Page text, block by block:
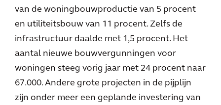
van de woningbouwproductie van 5 procent
en utiliteitsbouw van 11 procent. Zelfs de
infrastructuur daalde met 1,5 procent. Het
aantal nieuwe bouwvergunningen voor
woningen steeg vorig jaar met 24 procent naar
67.000. Andere grote projecten in de pijplijn
zijn onder meer een geplande investering van